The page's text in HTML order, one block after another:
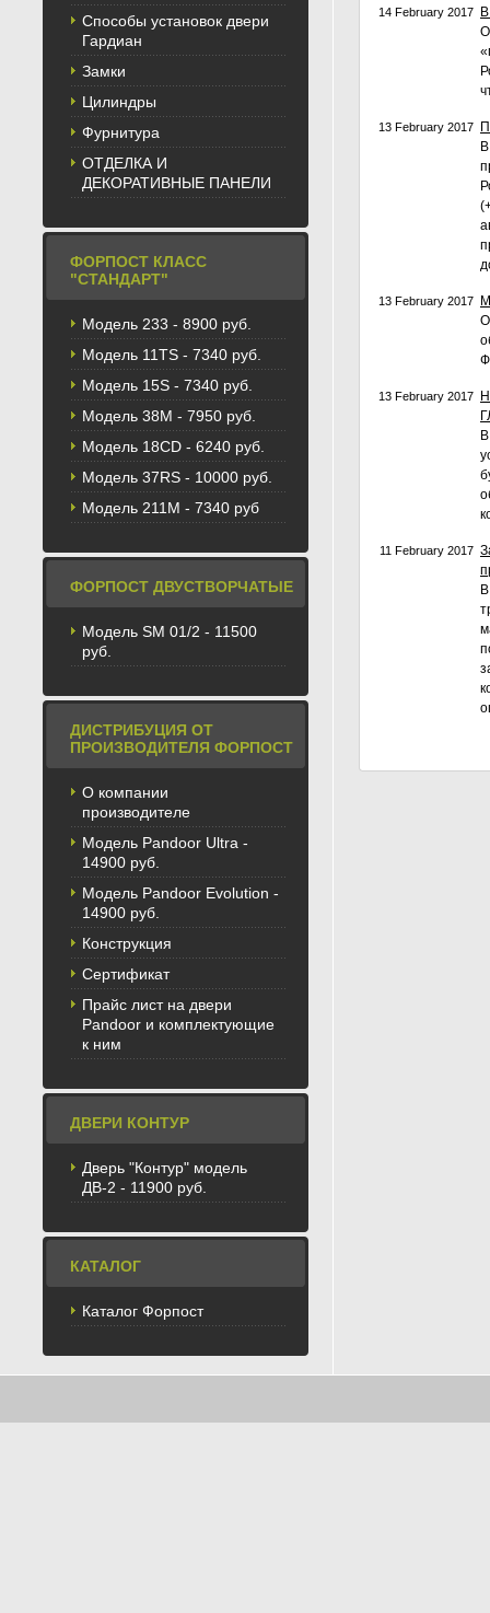
Способы установок двери
Гардиан
Замки
Цилиндры
Фурнитура
ОТДЕЛКА И
ДЕКОРАТИВНЫЕ ПАНЕЛИ
ФОРПОСТ КЛАСС
"СТАНДАРТ"
Модель 233 - 8900 руб.
Модель 11TS - 7340 руб.
Модель 15S - 7340 руб.
Модель 38M - 7950 руб.
Модель 18CD - 6240 руб.
Модель 37RS - 10000 руб.
Модель 211М - 7340 руб
ФОРПОСТ ДВУСТВОРЧАТЫЕ
Модель SM 01/2 - 11500
руб.
ДИСТРИБУЦИЯ ОТ
ПРОИЗВОДИТЕЛЯ ФОРПОСТ
О компании
производителе
Модель Pandoor Ultra -
14900 руб.
Модель Pandoor Evolution -
14900 руб.
Конструкция
Сертификат
Прайс лист на двери
Pandoor и комплектующие
к ним
ДВЕРИ КОНТУР
Дверь "Контур" модель
ДВ-2 - 11900 руб.
КАТАЛОГ
Каталог Форпост
14 February 2017
13 February 2017
13 February 2017
13 February 2017
11 February 2017